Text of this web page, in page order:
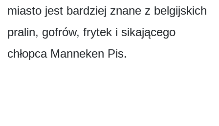
miasto jest bardziej znane z belgijskich
pralin, gofrów, frytek i sikającego
chłopca Manneken Pis.